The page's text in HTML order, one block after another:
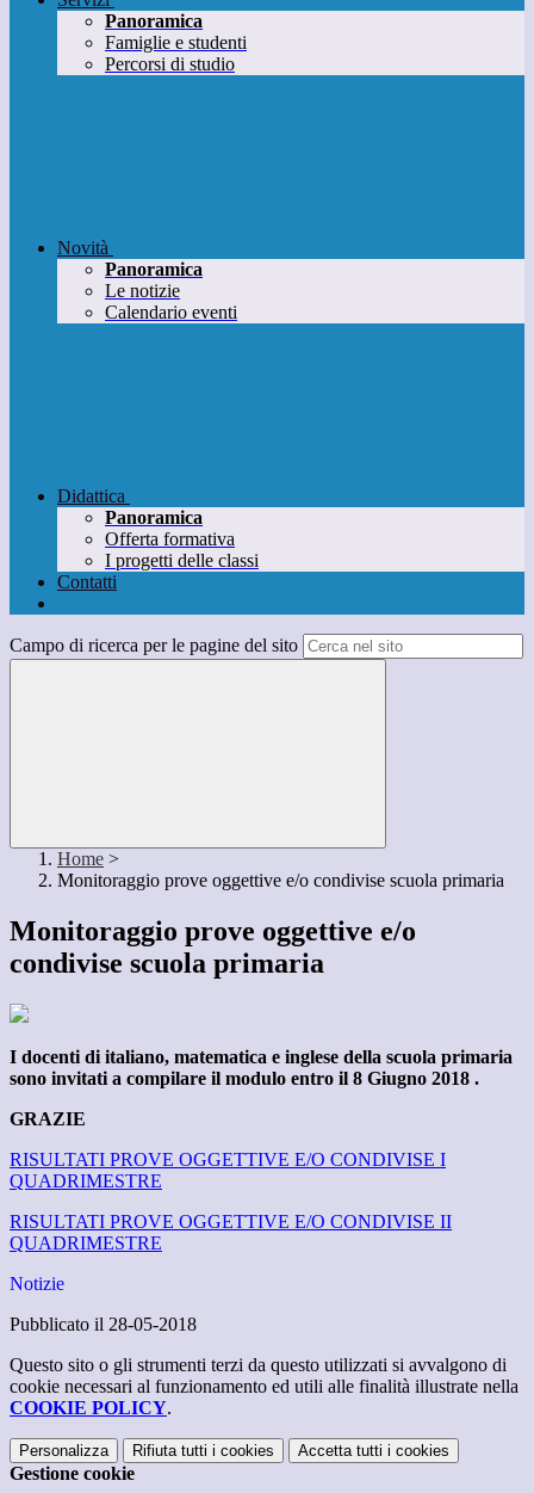
Panoramica
Famiglie e studenti
Percorsi di studio
Novità
Panoramica
Le notizie
Calendario eventi
Didattica
Panoramica
Offerta formativa
I progetti delle classi
Contatti
Campo di ricerca per le pagine del sito
Home >
Monitoraggio prove oggettive e/o condivise scuola primaria
Monitoraggio prove oggettive e/o
condivise scuola primaria
I docenti di italiano, matematica e inglese della scuola primaria
sono invitati a compilare il modulo entro il 8 Giugno 2018 .
GRAZIE
RISULTATI PROVE OGGETTIVE E/O CONDIVISE I
QUADRIMESTRE
RISULTATI PROVE OGGETTIVE E/O CONDIVISE II
QUADRIMESTRE
Notizie
Pubblicato il 28-05-2018
Questo sito o gli strumenti terzi da questo utilizzati si avvalgono di
cookie necessari al funzionamento ed utili alle finalità illustrate nella
COOKIE POLICY.
Personalizza Rifiuta tutti i cookies Accetta tutti i cookies
Gestione cookie